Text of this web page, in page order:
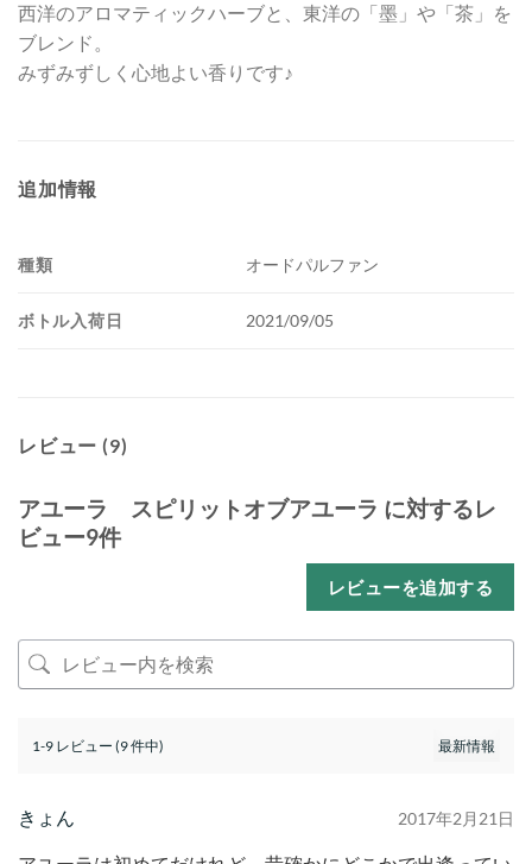
西洋のアロマティックハーブと、東洋の「墨」や「茶」を
ブレンド。
みずみずしく心地よい香りです♪
追加情報
種類 オードパルファン
ボトル入荷日 2021/09/05
レビュー (9)
アユーラ スピリットオブアユーラ に対するレ
ビュー9件
レビューを追加する
1-9 レビュー (9 件中)
きょん 2017年2月21日